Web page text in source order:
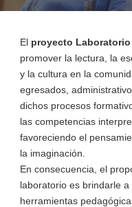
El proyecto Laboratorio
promover la lectura, la
y la cultura en la
egresados,
dichos procesos
las competencias
favoreciendo el
la imaginación.
En consecuencia, el
laboratorio es brindarle
herramientas